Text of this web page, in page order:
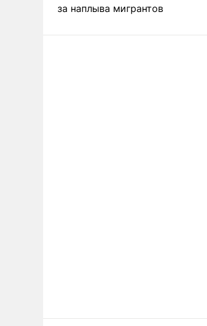
за наплыва мигрантов